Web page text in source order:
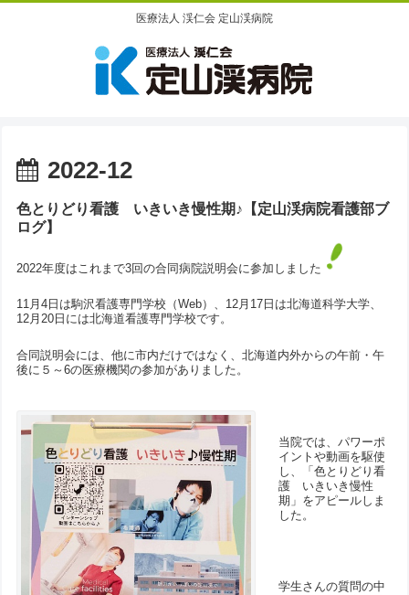
医療法人 渓仁会 定山渓病院
2022-12
色とりどり看護 いきいき慢性期♪【定山渓病院看護部ブ
ログ】
2022年度はこれまで3回の合同病院説明会に参加しました
11月4日は駒沢看護専門学校（Web）、12月17日は北海道科学大学、
12月20日には北海道看護専門学校です。
合同説明会には、他に市内だけではなく、北海道内外からの午前・午
後に５～6の医療機関の参加がありました。
当院では、パワーポ
イントや動画を駆使
し、「色とりどり看
護 いきいき慢性
期」をアピールしま
した。
学生さんの質問の中